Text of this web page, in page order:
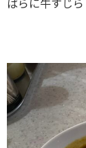
ばらに牛すじら